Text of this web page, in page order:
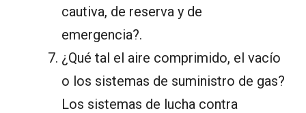
cautiva, de reserva y de
emergencia?.
¿Qué tal el aire comprimido, el vacío
o los sistemas de suministro de gas?
Los sistemas de lucha contra